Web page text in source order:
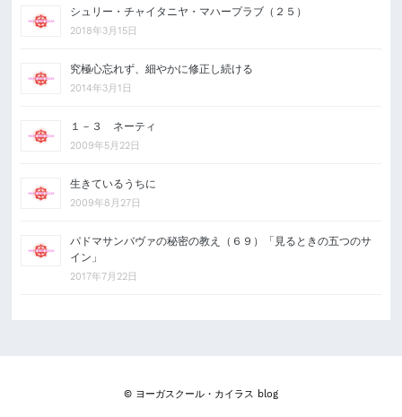
シュリー・チャイタニヤ・マハープラブ（２５）
2018年3月15日
究極心忘れず、細やかに修正し続ける
2014年3月1日
１－３ ネーティ
2009年5月22日
生きているうちに
2009年8月27日
パドマサンバヴァの秘密の教え（６９）「見るときの五つのサ
イン」
2017年7月22日
© ヨーガスクール・カイラス blog